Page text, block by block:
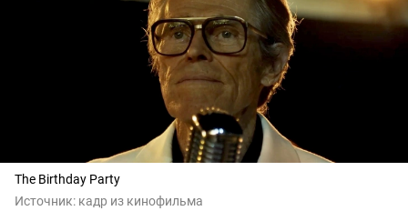
The Birthday Party
Источник: кадр из кинофильма